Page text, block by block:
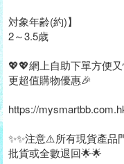
対象年齢(約)】
2～3.5歳
💖💖網上自助下單方便
更超值購物優惠🎉
https://
✨✨注意⚠️所有現貨產品
批貨或全數退回🌟🌟